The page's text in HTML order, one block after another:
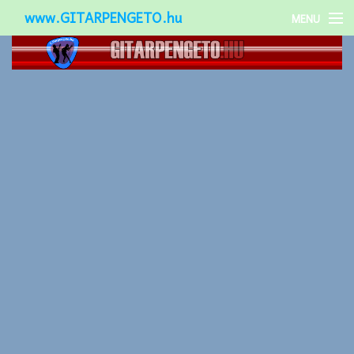
www.GITARPENGETO.hu MENU
Népszerű-